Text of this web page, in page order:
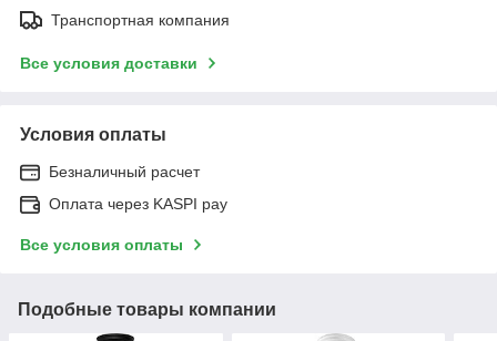
Транспортная компания
Все условия доставки
Условия оплаты
Безналичный расчет
Оплата через KASPI pay
Все условия оплаты
Подобные товары компании